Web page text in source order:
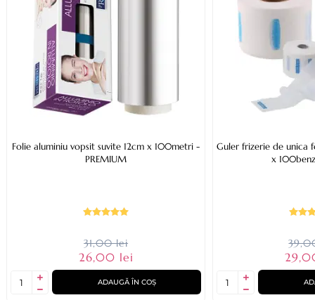
Folie aluminiu vopsit suvite 12cm x 100metri -
PREMIUM
31,00 lei
26,00 lei
ADAUGĂ ÎN COȘ
Guler frizerie de unica
x